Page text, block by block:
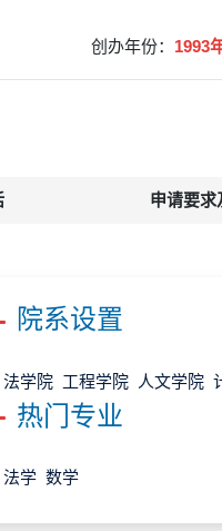
创办年份： 1993
申请要求
院系设置
法学院 工程学院 人文学院
热门专业
法学 数学